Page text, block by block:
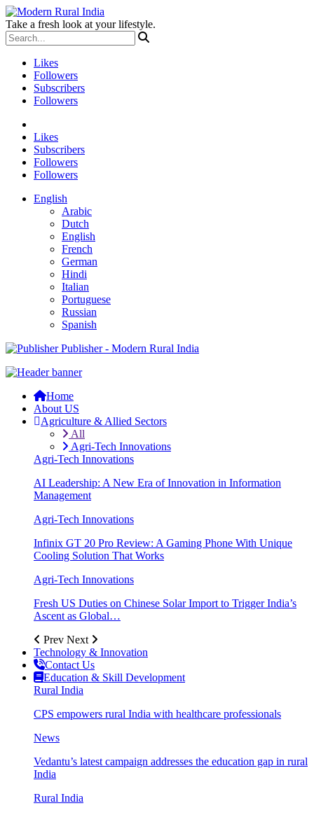
Take a fresh look at your lifestyle.
Likes
Followers
Subscribers
Followers
Likes
Subscribers
Followers
Followers
English
Arabic
Dutch
English
French
German
Hindi
Italian
Portuguese
Russian
Spanish
Publisher - Modern Rural India
Home
About US
Agriculture & Allied Sectors
All
Agri-Tech Innovations
Agri-Tech Innovations
AI Leadership: A New Era of Innovation in Information
Management
Agri-Tech Innovations
Infinix GT 20 Pro Review: A Gaming Phone With Unique
Cooling Solution That Works
Agri-Tech Innovations
Fresh US Duties on Chinese Solar Import to Trigger India’s
Ascent as Global…
Prev Next
Technology & Innovation
Contact Us
Education & Skill Development
Rural India
CPS empowers rural India with healthcare professionals
News
Vedantu’s latest campaign addresses the education gap in rural
India
Rural India